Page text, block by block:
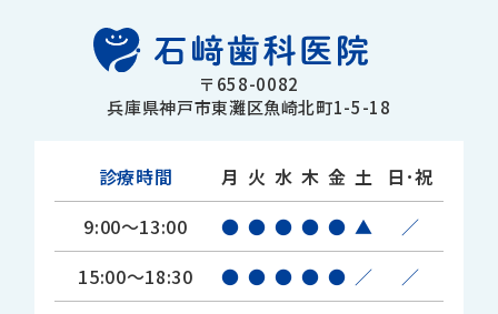
〒658-0082
兵庫県神戸市東灘区魚崎北町1-5-18
診療時間 月 火 水 木 金 土
日･祝
9:00～13:00
● ● ● ● ● ▲
／
15:00～18:30
● ● ● ● ● ／ ／